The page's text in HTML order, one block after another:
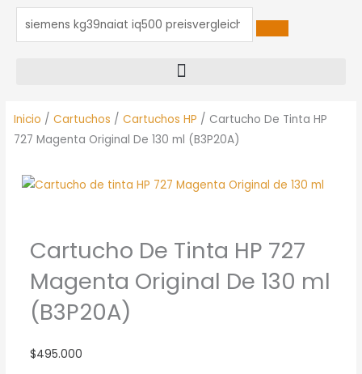
Inicio /Cartuchos /Cartuchos HP / Cartucho De Tinta HP
727 Magenta Original De 130 ml (B3P20A)
Cartucho De Tinta HP 727
Magenta Original De 130 ml
(B3P20A)
$495.000